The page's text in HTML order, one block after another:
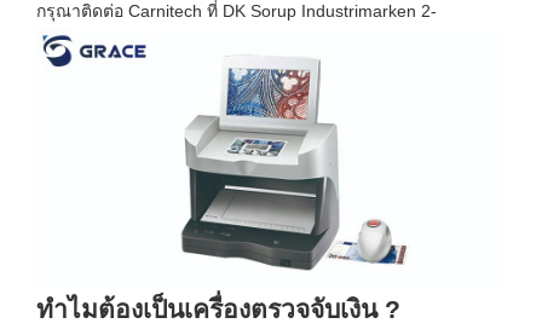
กรุณาติดต่อ Carnitech ที่ DK Sorup Industrimarken 2-
ทำไมต้องเป็นเครื่องตรวจจับเงิน ?